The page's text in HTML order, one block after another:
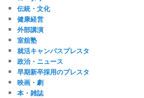
伝統・文化
健康経営
外部講演
室舘塾
就活キャンパスプレスタ
政治・ニュース
早期新卒採用のプレスタ
映画・劇
本・雑誌